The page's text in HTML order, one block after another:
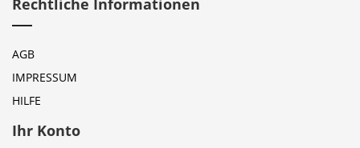
Rechtliche Informationen
AGB
IMPRESSUM
HILFE
Ihr Konto